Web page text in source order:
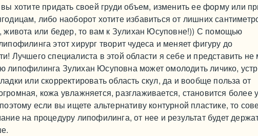
хотите придать своей груди объем, изменить ее форму или
либо наоборот хотите избавиться от лишних
живота или бедер, то вам к Зулихан Юсуповне!)) С помощью
этот хирург творит чудеса и меняет фигуру до
Лучшего специалиста в этой области я себе и представить не
Зулихан Юсуповна может омолодить личико,
или скорректировать область скул, да и вообще польза от
кожа увлажняется, разглаживается, становится более
если вы ищете альтернативу контурной пластике, то
на процедуру липофилинга, от нее и результат будет